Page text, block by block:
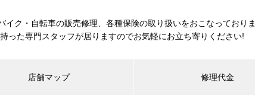
イク・自転車の販売修理、各種保険の取り扱いをおこなっておりま
った専門スタッフが居りますのでお気軽にお立ち寄りください!
店舗マップ 修理代金